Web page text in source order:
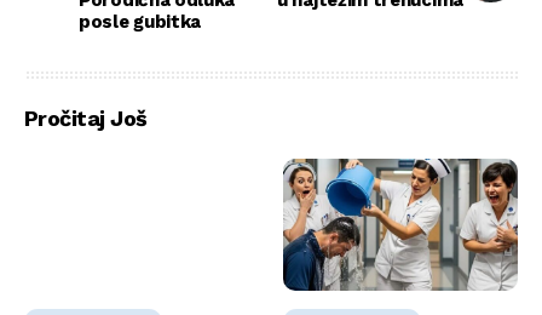
posle gubitka
Pročitaj Još